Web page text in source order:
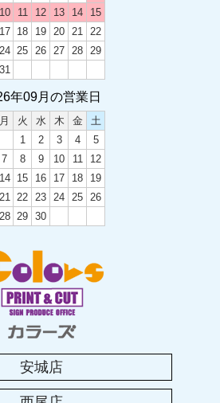
お休み
更のお知らせ
のお休み
のお知らせ
お知らせ
10 11 12 13 14
15
17 18 19 20 21
22
24 25 26 27 28
29
31
年09月の営業日
月 火 水 木 金
土
1
2 3 4
5
7 8 9 10 11
12
14 15 16 17 18
19
21 22 23 24 25
26
28 29 30
安城店